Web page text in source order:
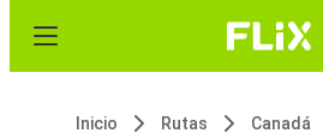
Inicio Rutas Canadá